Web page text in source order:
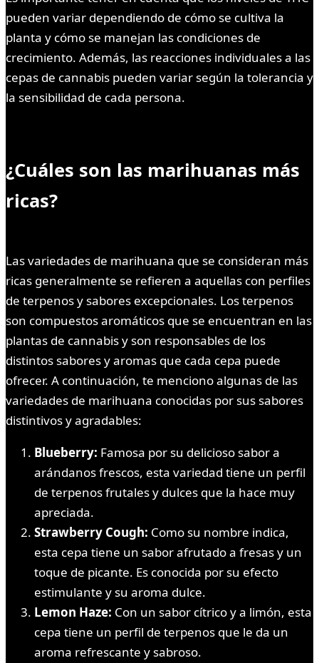
pueden variar dependiendo de cómo se cultiva la
planta y cómo se manejan las condiciones de
crecimiento. Además, las reacciones individuales a las
cepas de cannabis pueden variar según la tolerancia y
la sensibilidad de cada persona.
¿Cuáles son las marihuanas más
ricas?
Las variedades de marihuana que se consideran más
ricas generalmente se refieren a aquellas con perfiles
de terpenos y sabores excepcionales. Los terpenos
son compuestos aromáticos que se encuentran en las
plantas de cannabis y son responsables de los
distintos sabores y aromas que cada cepa puede
ofrecer. A continuación, te menciono algunas de las
variedades de marihuana conocidas por sus sabores
distintivos y agradables:
Blueberry: Famosa por su delicioso sabor a
arándanos frescos, esta variedad tiene un perfil
de terpenos frutales y dulces que la hace muy
apreciada.
Strawberry Cough: Como su nombre indica,
esta cepa tiene un sabor afrutado a fresas y un
toque de picante. Es conocida por su efecto
estimulante y su aroma dulce.
Lemon Haze: Con un sabor cítrico y a limón, esta
cepa tiene un perfil de terpenos que le da un
aroma refrescante y sabroso.